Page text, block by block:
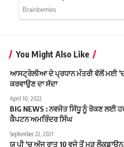
You Might Also Like
ਆਸਟ੍ਰੇਲੀਆ ਦੇ ਪ੍ਰਧਾਨ ਮੰਤਰੀ ਵੱਲੋਂ ਮਈ
ਕਰਵਾਉਣ ਦਾ ਸੱਦਾ
April 10, 2022
BIG NEWS : ਨਵਜੋਤ ਸਿੱਧੂ ਨੂੰ ਰੋਕਣ ਲਈ
ਕੈਪਟਨ ਅਮਰਿੰਦਰ ਸਿੰਘ
September 22, 2021
ਯੂ ਪੀ ‘ਚ ਅੱਜ ਰਾਤ 10 ਵਜੇ ਤੋਂ ਮੁੜ